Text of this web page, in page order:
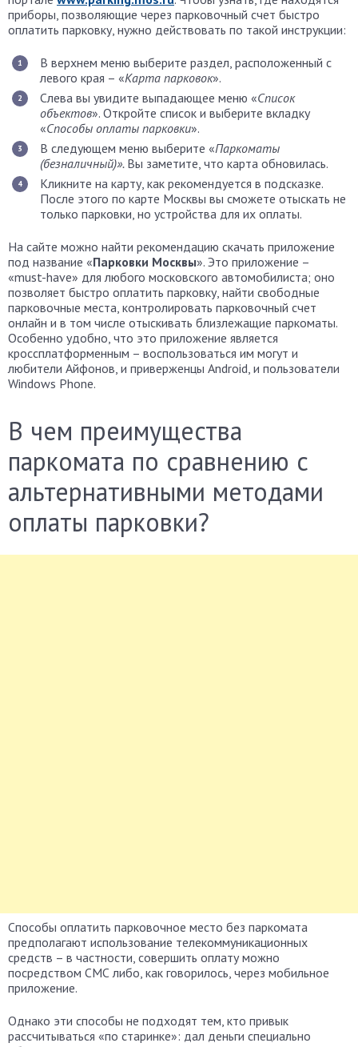
приборы, позволяющие через парковочный счет быстро
оплатить парковку, нужно действовать по такой инструкции:
В верхнем меню выберите раздел, расположенный с
левого края – «Карта парковок».
Слева вы увидите выпадающее меню «Список
объектов». Откройте список и выберите вкладку
«Способы оплаты парковки».
В следующем меню выберите «Паркоматы
(безналичный)». Вы заметите, что карта обновилась.
Кликните на карту, как рекомендуется в подсказке.
После этого по карте Москвы вы сможете отыскать не
только парковки, но устройства для их оплаты.
На сайте можно найти рекомендацию скачать приложение
под название «Парковки Москвы». Это приложение –
«must-have» для любого московского автомобилиста; оно
позволяет быстро оплатить парковку, найти свободные
парковочные места, контролировать парковочный счет
онлайн и в том числе отыскивать близлежащие паркоматы.
Особенно удобно, что это приложение является
кроссплатформенным – воспользоваться им могут и
любители Айфонов, и приверженцы Android, и пользователи
Windows Phone.
В чем преимущества
паркомата по сравнению с
альтернативными методами
оплаты парковки?
Способы оплатить парковочное место без паркомата
предполагают использование телекоммуникационных
средств – в частности, совершить оплату можно
посредством СМС либо, как говорилось, через мобильное
приложение.
Однако эти способы не подходят тем, кто привык
рассчитываться «по старинке»: дал деньги специально